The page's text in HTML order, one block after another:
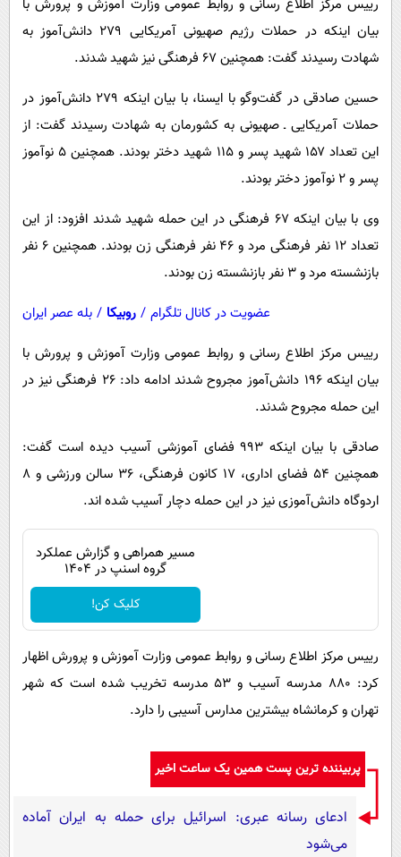
سرگرمی
فناوری
بین الملل
اجتماعی
حیات وحش
پیامک
روانشناسی
دانلود
رییس مرکز اطلاع رسانی و روابط عمومی وزارت آموزش و پرورش با
بیان اینکه در حملات رژیم صهیونی آمریکایی ۲۷۹ دانش‌آموز به
شهادت رسیدند گفت: همچنین ۶۷ فرهنگی نیز شهید شدند.
حسین صادقی در گفت‌وگو با ایسنا، با بیان اینکه ۲۷۹ دانش‌آموز در
حملات آمریکایی ـ صهیونی به کشورمان به شهادت رسیدند گفت: از
این تعداد ۱۵۷ شهید پسر و ۱۱۵ شهید دختر بودند. همچنین ۵ نوآموز
پسر و ۲ نوآموز دختر بودند.
وی با بیان اینکه ۶۷ فرهنگی در این حمله شهید شدند افزود: از این
تعداد ۱۲ نفر فرهنگی مرد و ۴۶ نفر فرهنگی زن بودند. همچنین ۶ نفر
بازنشسته مرد و ۳ نفر بازنشسته زن بودند.
عضویت در کانال تلگرام / روبیکا / بله عصر ایران
رییس مرکز اطلاع رسانی و روابط عمومی وزارت آموزش و پرورش با
بیان اینکه ۱۹۶ دانش‌آموز مجروح شدند ادامه داد: ۲۶ فرهنگی نیز در
این حمله مجروح شدند.
صادقی با بیان اینکه ۹۹۳ فضای آموزشی آسیب دیده است گفت:
همچنین ۵۴ فضای اداری، ۱۷ کانون فرهنگی، ۳۶ سالن ورزشی و ۸
اردوگاه دانش‌آموزی نیز در این حمله دچار آسیب شده اند.
مسیر همراهی و گزارش عملکرد
گروه اسنپ در ۱۴۰۴
کلیک کن!
رییس مرکز اطلاع رسانی و روابط عمومی وزارت آموزش و پرورش اظهار
کرد: ۸۸۰ مدرسه آسیب و ۵۳ مدرسه تخریب شده است که شهر
تهران و کرمانشاه بیشترین مدارس آسیبی را دارد.
پربیننده ترین پست همین یک ساعت اخیر
ادعای رسانه عبری: اسرائیل برای حمله به ایران آماده
می‌شود